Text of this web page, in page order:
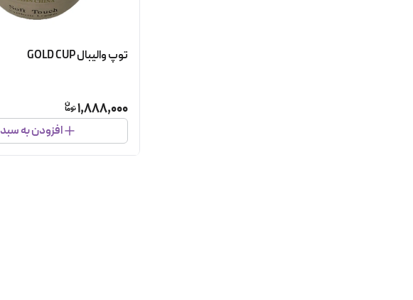
توپ والیبال GOLD CUP
1,888,000
افزودن به سبد